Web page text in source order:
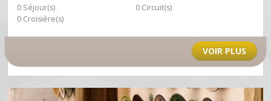
0 Séjour(s)
0 Circuit(s)
0 Croisière(s)
VOIR PLUS